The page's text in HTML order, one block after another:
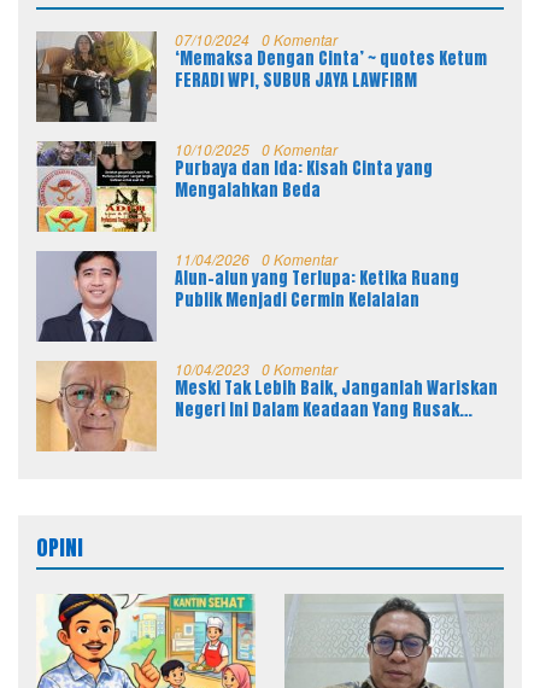
07/10/2024 0 Komentar
‘Memaksa Dengan Cinta’ ~ quotes Ketum
FERADI WPI, SUBUR JAYA LAWFIRM
10/10/2025 0 Komentar
Purbaya dan Ida: Kisah Cinta yang
Mengalahkan Beda
11/04/2026 0 Komentar
Alun-alun yang Terlupa: Ketika Ruang
Publik Menjadi Cermin Kelalaian
10/04/2023 0 Komentar
Meski Tak Lebih Baik, Janganlah Wariskan
Negeri Ini Dalam Keadaan Yang Rusak
OPINI